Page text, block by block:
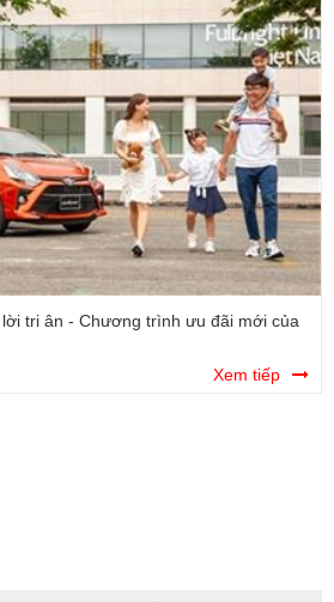
tri ân - Chương trình ưu đãi mới của
Xem tiếp